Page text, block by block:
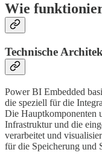
Wie
Technische
Power BI Embedded
die speziell für die
Die Hauptkomponenten
Infrastruktur und die
verarbeitet und
für die Speicherung und